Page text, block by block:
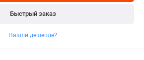
Быстрый заказ
Нашли дешевле?